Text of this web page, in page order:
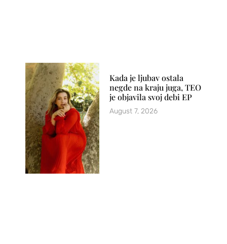
Kada je ljubav ostala
negde na kraju juga, TEO
je objavila svoj debi EP
August 7, 2026